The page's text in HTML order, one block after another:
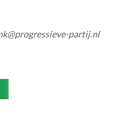
partij.nl